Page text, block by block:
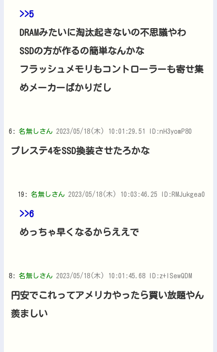
>>5
DRAMみたいに淘汰起きないの不思議やわ
SSDの方が作るの簡単なんかな
フラッシュメモリもコントローラーも寄せ集
めメーカーばかりだし
6: 名無しさん 2023/05/18(木) 10:01:29.51 ID:nH3yomP80
プレステ4をSSD換装させたろかな
19: 名無しさん 2023/05/18(木) 10:03:46.25 ID:RMJukgea0
>>6
めっちゃ早くなるからええで
8: 名無しさん 2023/05/18(木) 10:01:45.68 ID:z+ISewQDM
円安でこれってアメリカやったら買い放題やん
羨ましい